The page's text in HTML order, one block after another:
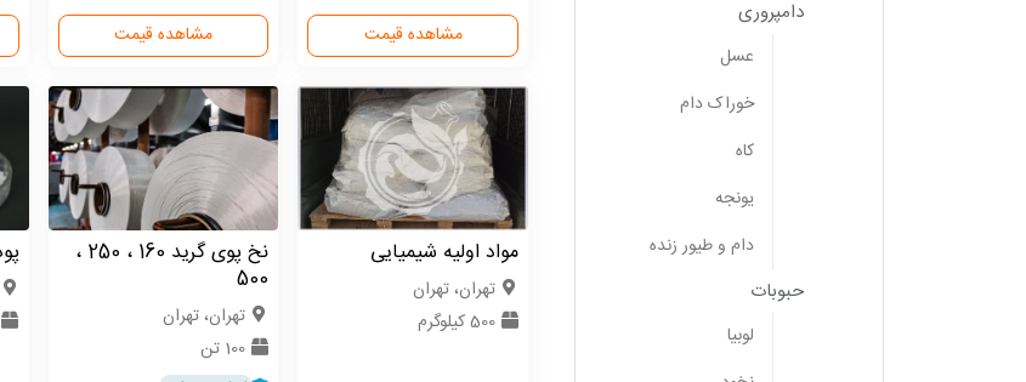
مشاهده قیمت مشاهده قیمت
مواد اولیه شیمیایی
تهران، تهران
500 کیلوگرم
نخ پوی گرید 160 ، 250 ،
500
تهران، تهران
100 تن
دامپروری
عسل
خوراک دام
کاه
یونجه
دام و طیور زنده
حبوبات
لوبیا